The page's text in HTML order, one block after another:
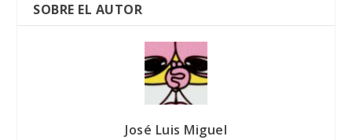
SOBRE EL AUTOR
José Luis Miguel